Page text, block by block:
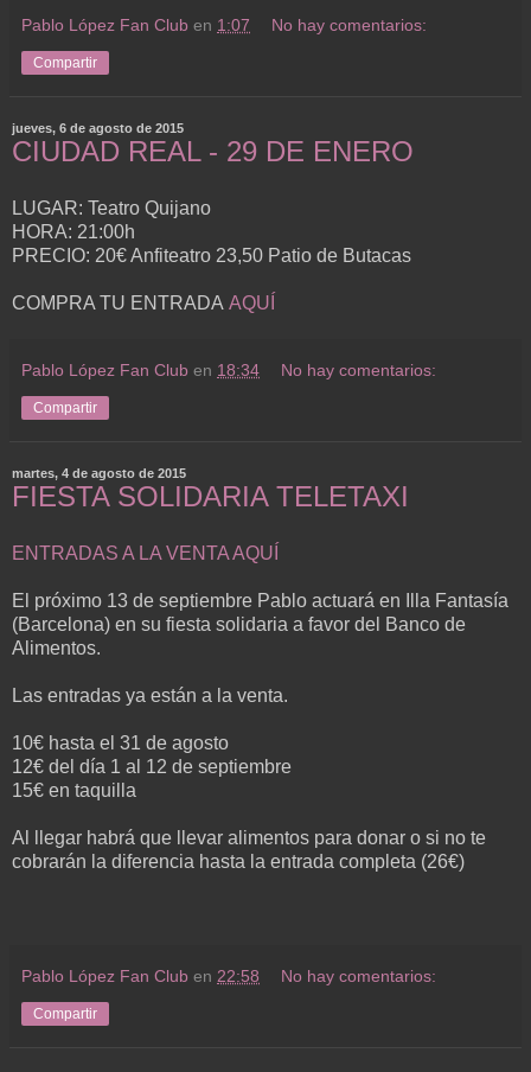
Pablo López Fan Club en 1:07 No hay comentarios:
Compartir
jueves, 6 de agosto de 2015
CIUDAD REAL - 29 DE ENERO
LUGAR: Teatro Quijano
HORA: 21:00h
PRECIO: 20€ Anfiteatro 23,50 Patio de Butacas
COMPRA TU ENTRADA AQUÍ
Pablo López Fan Club en 18:34 No hay comentarios:
Compartir
martes, 4 de agosto de 2015
FIESTA SOLIDARIA TELETAXI
ENTRADAS A LA VENTA AQUÍ
El próximo 13 de septiembre Pablo actuará en Illa Fantasía
(Barcelona) en su fiesta solidaria a favor del Banco de
Alimentos.
Las entradas ya están a la venta.
10€ hasta el 31 de agosto
12€ del día 1 al 12 de septiembre
15€ en taquilla
Al llegar habrá que llevar alimentos para donar o si no te
cobrarán la diferencia hasta la entrada completa (26€)
Pablo López Fan Club en 22:58 No hay comentarios:
Compartir